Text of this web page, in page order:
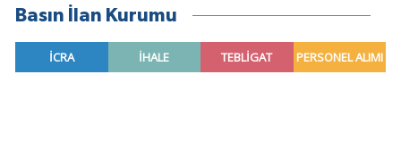
Basın İlan Kurumu